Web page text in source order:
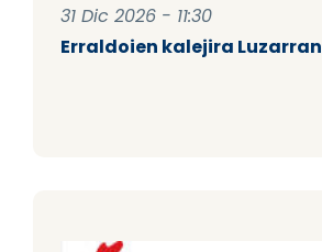
31 Dic 2026 - 11:30
Erraldoien kalejira Luzarran